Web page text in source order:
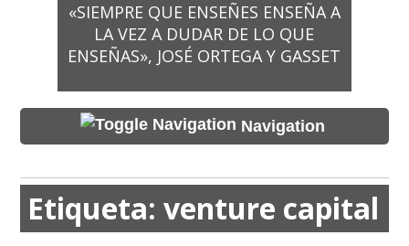
«SIEMPRE QUE ENSEÑES ENSEÑA A
LA VEZ A DUDAR DE LO QUE
ENSEÑAS», JOSÉ ORTEGA Y GASSET
Navigation
Etiqueta:venture capital